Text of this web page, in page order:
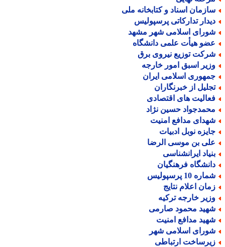
اسناد و کتابخانه ملی
تدارکاتی پرسپولیس
اسلامی شهر مشهد
هیأت علمی دانشگاه
توزیع نیروی برق
اسبق امور خارجه
اسلامی ایران
از خبرنگاران
های اقتصادی
حسین نژاد
مدافع امنیت
نوبل ادبیات
بن موسی الرضا
ایرانشناسی
فرهنگیان
10 پرسپولیس
اعلام نتایج
خارجه ترکیه
محمود صارمی
مدافع امنیت
اسلامی شهر
ارتباطی